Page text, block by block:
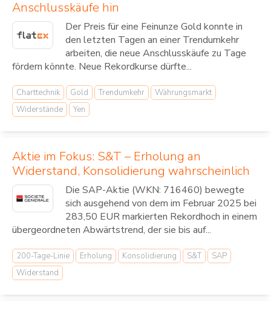
Anschlusskäufe hin
Der Preis für eine Feinunze Gold konnte in
den letzten Tagen an einer Trendumkehr
arbeiten, die neue Anschlusskäufe zu Tage
fördern könnte. Neue Rekordkurse dürfte...
Charttechnik Gold Trendumkehr
Währungsmarkt
Widerstände
Yen
Aktie im Fokus: S&T – Erholung an
Widerstand, Konsolidierung wahrscheinlich
Die SAP-Aktie (WKN: 716460) bewegte
sich ausgehend von dem im Februar 2025 bei
283,50 EUR markierten Rekordhoch in einem
übergeordneten Abwärtstrend, der sie bis auf...
200-Tage-Linie Erholung Konsolidierung S&T
SAP
Widerstand